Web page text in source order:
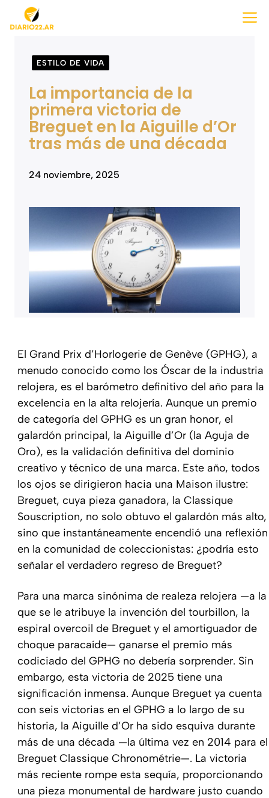
Saltar
ESTILO DE VIDA
La importancia de la
primera victoria de
Breguet en la Aiguille d’Or
tras más de una década
24 noviembre, 2025
El Grand Prix d’Horlogerie de Genève (GPHG), a
menudo conocido como los Óscar de la industria
relojera, es el barómetro definitivo del año para la
excelencia en la alta relojería. Aunque un premio
de categoría del GPHG es un gran honor, el
galardón principal, la Aiguille d’Or (la Aguja de
Oro), es la validación definitiva del dominio
creativo y técnico de una marca. Este año, todos
los ojos se dirigieron hacia una Maison ilustre:
Breguet, cuya pieza ganadora, la Classique
Souscription, no solo obtuvo el galardón más alto,
sino que instantáneamente encendió una reflexión
en la comunidad de coleccionistas: ¿podría esto
señalar el verdadero regreso de Breguet?
Para una marca sinónima de realeza relojera —a la
que se le atribuye la invención del tourbillon, la
espiral overcoil de Breguet y el amortiguador de
choque paracaíde— ganarse el premio más
codiciado del GPHG no debería sorprender. Sin
embargo, esta victoria de 2025 tiene una
significación inmensa. Aunque Breguet ya cuenta
con seis victorias en el GPHG a lo largo de su
historia, la Aiguille d’Or ha sido esquiva durante
más de una década —la última vez en 2014 para el
Breguet Classique Chronométrie—. La victoria
más reciente rompe esta sequía, proporcionando
una pieza monumental de hardware justo cuando